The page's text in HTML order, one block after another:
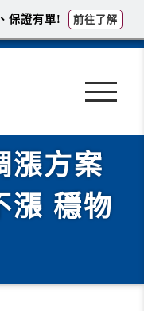
漲方案
漲 穩物
保證有單! 前往了解